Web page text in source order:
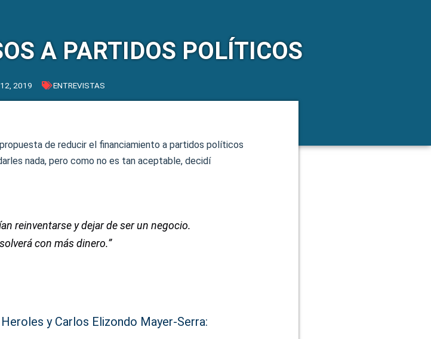
A PARTIDOS POLÍTICOS
2019 ENTREVISTAS
de reducir el financiamiento a partidos políticos
nada, pero como no es tan aceptable, decidí
reinventarse y dejar de ser un negocio.
con más dinero.”
y Carlos Elizondo Mayer-Serra: